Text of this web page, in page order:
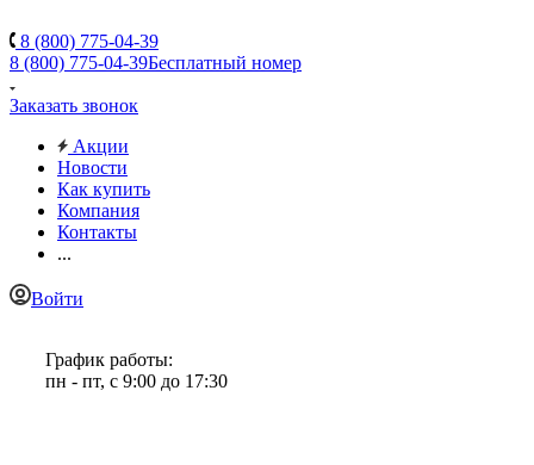
8 (800) 775-04-39
8 (800) 775-04-39Бесплатный номер
Заказать звонок
Акции
Новости
Как купить
Компания
Контакты
...
Войти
График работы:
пн - пт, с 9:00 до 17:30